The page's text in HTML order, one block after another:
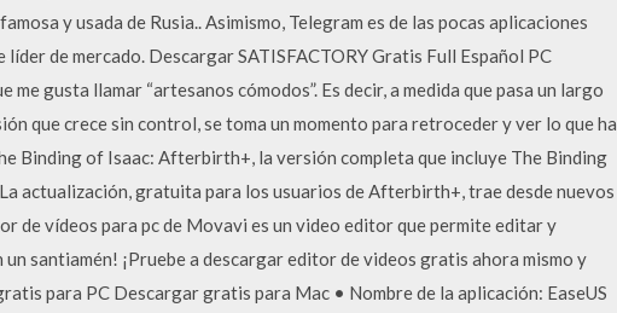
y usada de Rusia.. Asimismo, Telegram es de las pocas aplicaciones
de mercado. Descargar SATISFACTORY Gratis Full Español PC
gusta llamar “artesanos cómodos”. Es decir, a medida que pasa un largo
que crece sin control, se toma un momento para retroceder y ver lo que ha
Binding of Isaac: Afterbirth+, la versión completa que incluye The Binding
actualización, gratuita para los usuarios de Afterbirth+, trae desde nuevos
de vídeos para pc de Movavi es un video editor que permite editar y
santiamén! ¡Pruebe a descargar editor de videos gratis ahora mismo y
para PC Descargar gratis para Mac • Nombre de la aplicación: EaseUS